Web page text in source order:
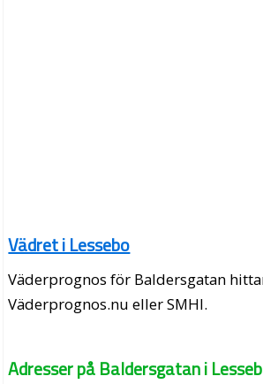
Vädret i Lessebo
Väderprognos för Baldersgatan
Väderprognos.nu eller SMHI.
Adresser på Baldersgatan i